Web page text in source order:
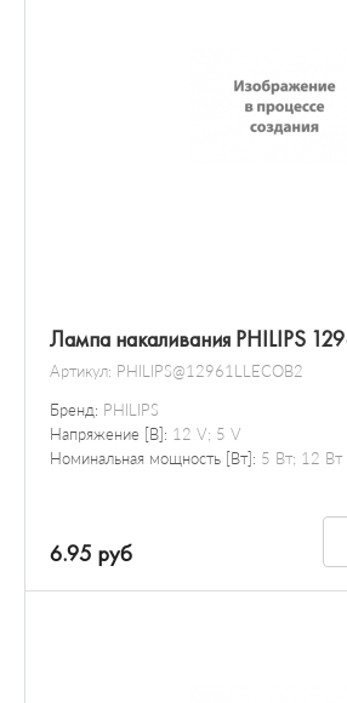
Лампа накаливания PHILIPS
Артикул: PHILIPS@12961LLECOB2
Бренд: PHILIPS
Напряжение [В]: 12 V; 5 V
Номинальная мощность [Вт]: 5 Вт; 12 Вт
6.95 руб